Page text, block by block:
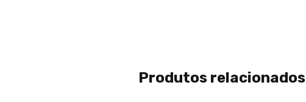
Produtos relacionados